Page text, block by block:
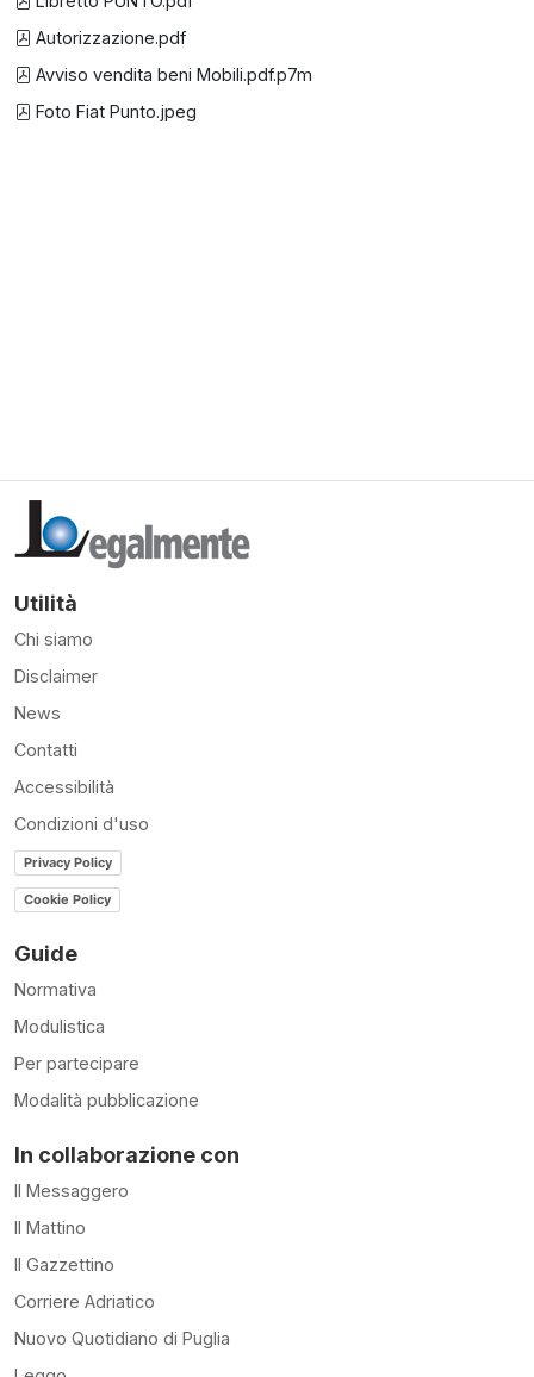
Autorizzazione.pdf
Avviso vendita beni Mobili.pdf.p7m
Foto Fiat Punto.jpeg
Utilità
Chi siamo
Disclaimer
News
Contatti
Accessibilità
Condizioni d'uso
Privacy Policy
Cookie Policy
Guide
Normativa
Modulistica
Per partecipare
Modalità pubblicazione
In collaborazione con
Il Messaggero
Il Mattino
Il Gazzettino
Corriere Adriatico
Nuovo Quotidiano di Puglia